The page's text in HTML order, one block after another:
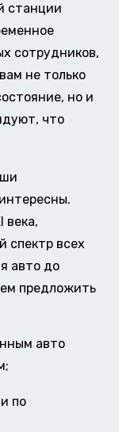
станции
сотрудников,
не только
но и
что
века,
спектр всех
авто до
предложить
авто
по